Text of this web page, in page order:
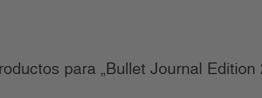
para „Bullet Journal Edition